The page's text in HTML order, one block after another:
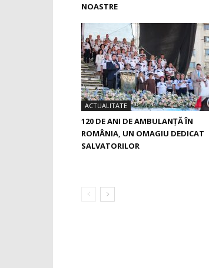
NOASTRE
ACTUALITATE
120 DE ANI DE AMBULANȚĂ ÎN
ROMÂNIA, UN OMAGIU DEDICAT
SALVATORILOR